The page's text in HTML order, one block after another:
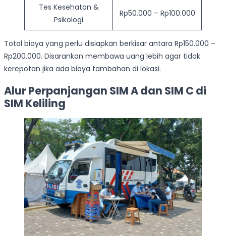
Tes Kesehatan &
Psikologi
Rp50.000 – Rp100.000
Total biaya yang perlu disiapkan berkisar antara Rp150.000 –
Rp200.000. Disarankan membawa uang lebih agar tidak
kerepotan jika ada biaya tambahan di lokasi.
Alur Perpanjangan SIM A dan SIM C di
SIM Keliling